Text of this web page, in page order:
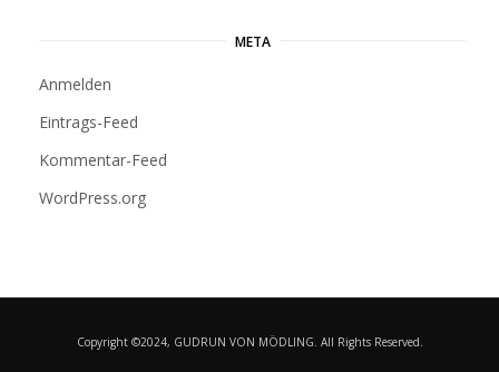
META
Anmelden
Eintrags-Feed
Kommentar-Feed
WordPress.org
Copyright ©2024, GUDRUN VON MÖDLING. All Rights Reserved.